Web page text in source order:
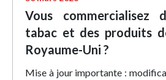
Vous commercialisez
tabac et des produits
Royaume-Uni ?
Mise à jour importante :